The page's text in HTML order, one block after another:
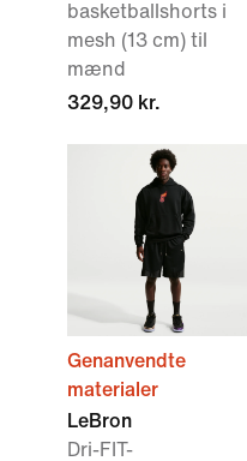
basketballshorts i
mesh (13 cm) til
mænd
329,90 kr.
Genanvendte
materialer
LeBron
Dri-FIT-